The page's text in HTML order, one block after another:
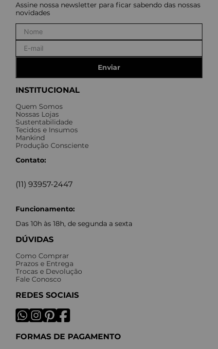
INSTITUCIONAL
Quem Somos
Nossas Lojas
Sustentabilidade
Tecidos e Insumos
Mankind
Produção Consciente
Contato:
(11) 93957-2447
Funcionamento:
Das 10h às 18h, de segunda a sexta
DÚVIDAS
Como Comprar
Prazos e Entrega
Trocas e Devolução
Fale Conosco
REDES SOCIAIS
FORMAS DE PAGAMENTO
Assine nossa newsletter para ficar sabendo das nossas
novidades
Enviar